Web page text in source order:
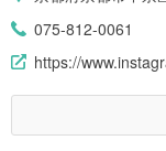
075-812-0061
https://